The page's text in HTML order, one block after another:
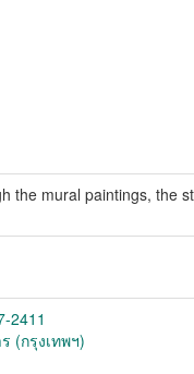
the mural paintings, the
2411
(กรุงเทพฯ)